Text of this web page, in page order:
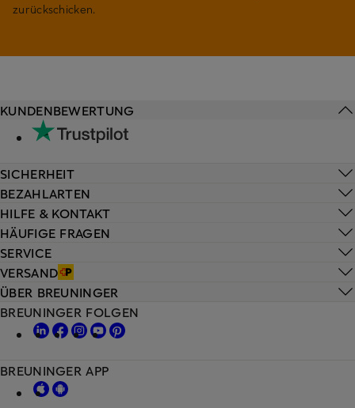
zurückschicken.
HILFE & KONTAKT
HÄUFIGE FRAGEN
SERVICE
VERSAND
KUNDENBEWERTUNG
SICHERHEIT
BEZAHLARTEN
ÜBER BREUNINGER
BREUNINGER FOLGEN
BREUNINGER APP